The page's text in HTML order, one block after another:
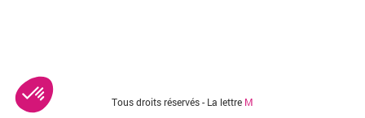
Tous droits réservés - La lettre M